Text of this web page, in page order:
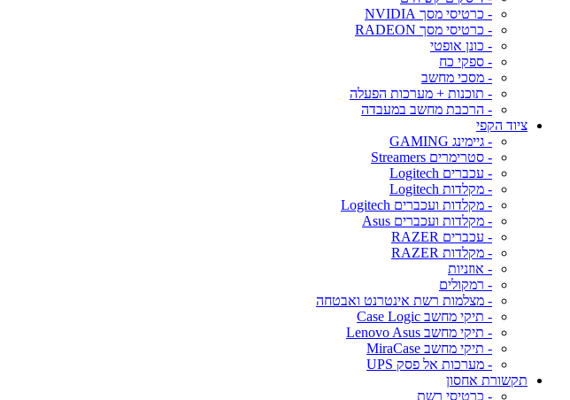
- כרטיסי מסך NVIDIA
- כרטיסי מסך RADEON
- כונן אופטי
- ספקי כח
- מסכי מחשב
- תוכנות + מערכות הפעלה
- הרכבת מחשב במעבדה
ציוד הקפי
- גיימינג GAMING
- סטרימרים Streamers
- עכברים Logitech
- מקלדות Logitech
- מקלדות ועכברים Logitech
- מקלדות ועכברים Asus
- עכברים RAZER
- מקלדות RAZER
- אוזניות
- רמקולים
- מצלמות רשת אינטרנט ואבטחה
- תיקי מחשב Case Logic
- תיקי מחשב Lenovo Asus
- תיקי מחשב MiraCase
- מערכות אל פסק UPS
תקשורת אחסון
- כרטיסי רשת